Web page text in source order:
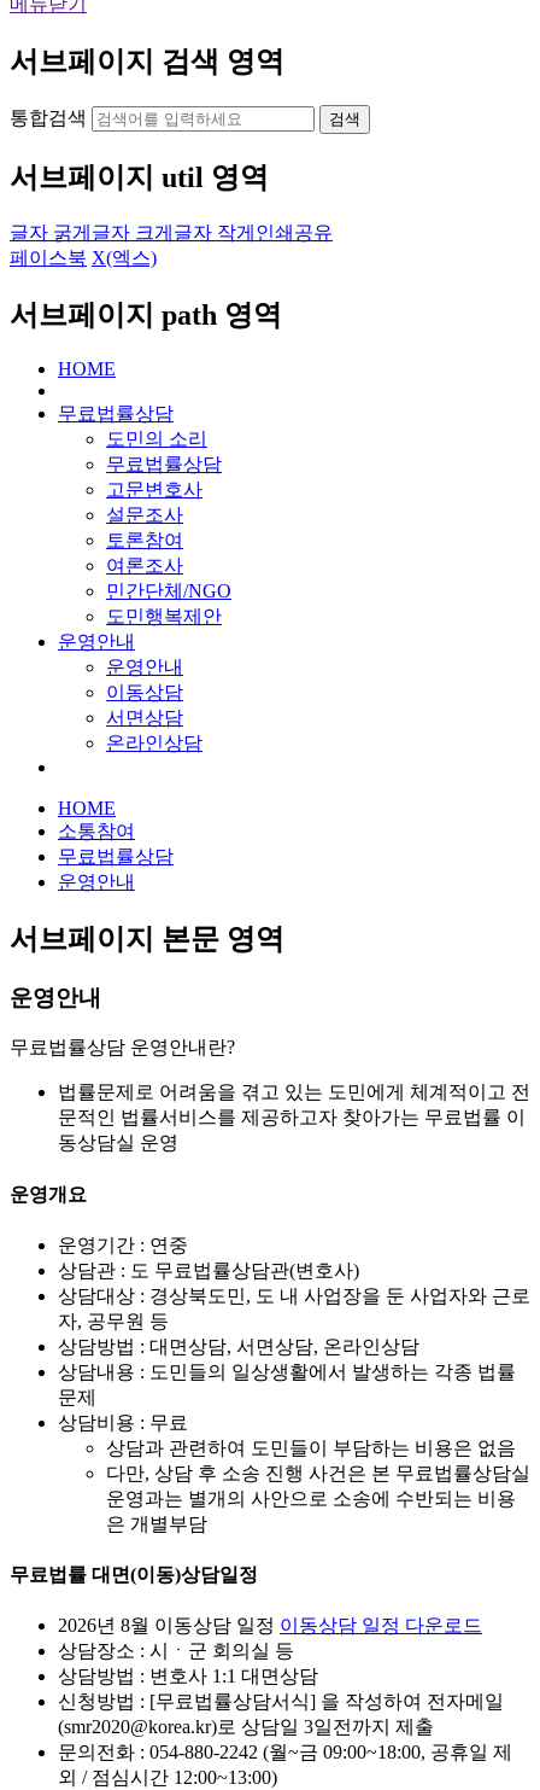
메뉴닫기
서브페이지 검색 영역
통합검색 검색
서브페이지 util 영역
글자 굵게 글자 크게 글자 작게 인쇄 공유
페이스북 X(엑스)
서브페이지 path 영역
HOME
무료법률상담
도민의 소리
무료법률상담
고문변호사
설문조사
토론참여
여론조사
민간단체/NGO
도민행복제안
운영안내
운영안내
이동상담
서면상담
온라인상담
HOME
소통참여
무료법률상담
운영안내
서브페이지 본문 영역
운영안내
무료법률상담 운영안내란?
법률문제로 어려움을 겪고 있는 도민에게 체계적이고 전
문적인 법률서비스를 제공하고자 찾아가는 무료법률 이
동상담실 운영
운영개요
운영기간 : 연중
상담관 : 도 무료법률상담관(변호사)
상담대상 : 경상북도민, 도 내 사업장을 둔 사업자와 근로
자, 공무원 등
상담방법 : 대면상담, 서면상담, 온라인상담
상담내용 : 도민들의 일상생활에서 발생하는 각종 법률
문제
상담비용 : 무료
상담과 관련하여 도민들이 부담하는 비용은 없음
다만, 상담 후 소송 진행 사건은 본 무료법률상담실
운영과는 별개의 사안으로 소송에 수반되는 비용
은 개별부담
무료법률 대면(이동)상담일정
2026년 8월 이동상담 일정 이동상담 일정 다운로드
상담장소 : 시ㆍ군 회의실 등
상담방법 : 변호사 1:1 대면상담
신청방법 : [무료법률상담서식] 을 작성하여 전자메일
(smr2020@korea.kr)로 상담일 3일전까지 제출
문의전화 : 054-880-2242 (월~금 09:00~18:00, 공휴일 제
외 / 점심시간 12:00~13:00)